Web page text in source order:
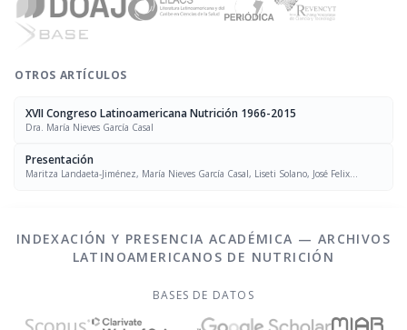
OTROS ARTÍCULOS
XVII Congreso Latinoamericana Nutrición 1966-2015
Dra. María Nieves García Casal
Presentación
Maritza Landaeta-Jiménez, María Nieves García Casal, Liseti Solano, José Felix
INDEXACIÓN Y PRESENCIA ACADÉMICA — ARCHIVOS
LATINOAMERICANOS DE NUTRICIÓN
BASES DE DATOS